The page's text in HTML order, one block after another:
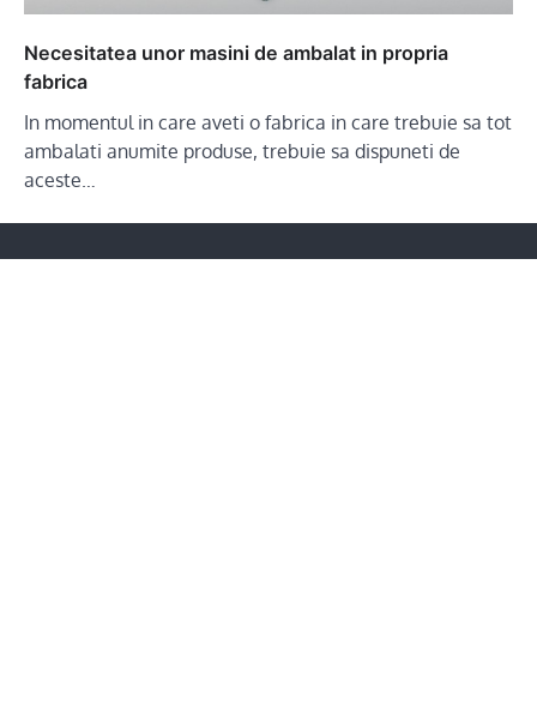
Necesitatea unor masini de ambalat in propria
fabrica
In momentul in care aveti o fabrica in care trebuie sa tot
ambalati anumite produse, trebuie sa dispuneti de
aceste…